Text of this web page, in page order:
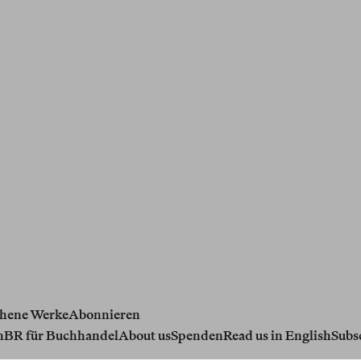
WerkeAbonnieren
BR für BuchhandelAbout usSpendenRead us in English